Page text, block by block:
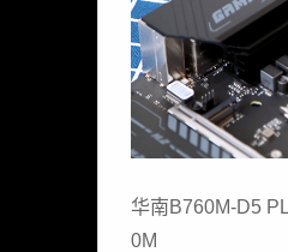
华南B760M-D5
0M